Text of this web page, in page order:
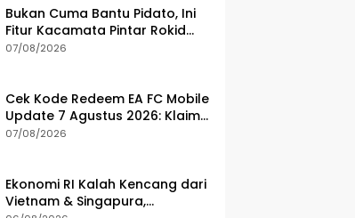
Bukan Cuma Bantu Pidato, Ini
Fitur Kacamata Pintar Rokid
Seharga Rp 11 Jutaan
07/08/2026
Cek Kode Redeem EA FC Mobile
Update 7 Agustus 2026: Klaim
Ribuan Gems Gratis!
07/08/2026
Ekonomi RI Kalah Kencang dari
Vietnam & Singapura,